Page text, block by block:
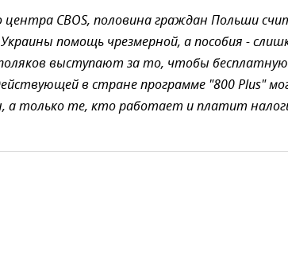
центра CBOS, половина граждан Польши
помощь чрезмерной, а пособия -
выступают за то, чтобы бесплатную
в стране программе "800 Plus"
а только те, кто работает и платит